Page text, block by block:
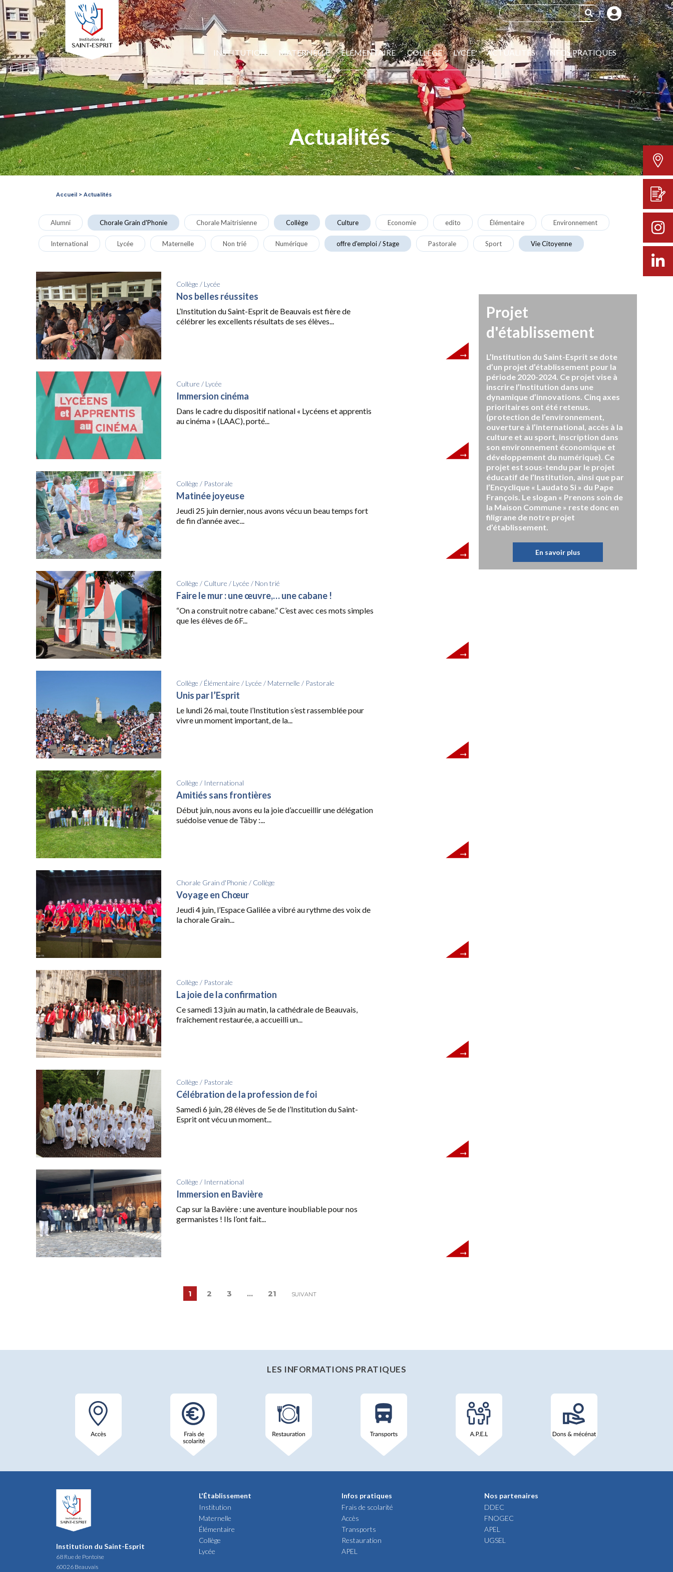
INSTITUTION MATERNELLE ELÉMENTAIRE COLLÈGE LYCÉE ACTUALITÉS INFOS PRATIQUES
Actualités
Accueil > Actualités
Alumni Chorale Grain d'Phonie Chorale Maitrisienne Collège Culture Economie edito Élémentaire Environnement
International Lycée Maternelle Non trié Numérique offre d'emploi / Stage Pastorale Sport Vie Citoyenne
Collège / Lycée
Nos belles réussites
L’Institution du Saint-Esprit de Beauvais est fière de
célébrer les excellents résultats de ses élèves...
Culture / Lycée
Immersion cinéma
Dans le cadre du dispositif national « Lycéens et apprentis
au cinéma » (LAAC), porté...
Collège / Pastorale
Matinée joyeuse
Jeudi 25 juin dernier, nous avons vécu un beau temps fort
de fin d’année avec...
Collège / Culture / Lycée / Non trié
Faire le mur : une œuvre,… une cabane !
“On a construit notre cabane.” C’est avec ces mots simples
que les élèves de 6F...
Collège / Élémentaire / Lycée / Maternelle / Pastorale
Unis par l’Esprit
Le lundi 26 mai, toute l’Institution s’est rassemblée pour
vivre un moment important, de la...
Collège / International
Amitiés sans frontières
Début juin, nous avons eu la joie d’accueillir une délégation
suédoise venue de Täby :...
Chorale Grain d'Phonie / Collège
Voyage en Chœur
Jeudi 4 juin, l’Espace Galilée a vibré au rythme des voix de
la chorale Grain...
Collège / Pastorale
La joie de la confirmation
Ce samedi 13 juin au matin, la cathédrale de Beauvais,
fraîchement restaurée, a accueilli un...
Collège / Pastorale
Célébration de la profession de foi
Samedi 6 juin, 28 élèves de 5e de l’Institution du Saint-
Esprit ont vécu un moment...
Collège / International
Immersion en Bavière
Cap sur la Bavière : une aventure inoubliable pour nos
germanistes ! Ils l’ont fait...
1 2 3 … 21 SUIVANT
Projet
d'établissement
L’Institution du Saint-Esprit se dote
d’un projet d’établissement pour la
période 2020-2024. Ce projet vise à
inscrire l’Institution dans une
dynamique d’innovations. Cinq axes
prioritaires ont été retenus.
(protection de l’environnement,
ouverture à l’international, accès à la
culture et au sport, inscription dans
son environnement économique et
développement du numérique). Ce
projet est sous-tendu par le projet
éducatif de l’Institution, ainsi que par
l’Encyclique « Laudato Si » du Pape
François. Le slogan « Prenons soin de
la Maison Commune » reste donc en
filigrane de notre projet
d’établissement.
En savoir plus
LES INFORMATIONS PRATIQUES
Institution du Saint-Esprit
68 Rue de Pontoise
60026 Beauvais
L'Établissement
Institution
Maternelle
Élémentaire
Collège
Lycée
Infos pratiques
Frais de scolarité
Accès
Transports
Restauration
APEL
Nos partenaires
DDEC
FNOGEC
APEL
UGSEL